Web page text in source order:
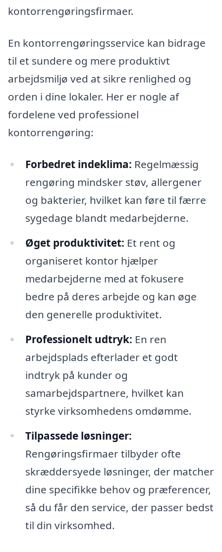
kontorrengøringsfirmaer.
En kontorrengøringsservice kan bidrage
til et sundere og mere produktivt
arbejdsmiljø ved at sikre renlighed og
orden i dine lokaler. Her er nogle af
fordelene ved professionel
kontorrengøring:
Forbedret indeklima: Regelmæssig
rengøring mindsker støv, allergener
og bakterier, hvilket kan føre til færre
sygedage blandt medarbejderne.
Øget produktivitet: Et rent og
organiseret kontor hjælper
medarbejderne med at fokusere
bedre på deres arbejde og kan øge
den generelle produktivitet.
Professionelt udtryk: En ren
arbejdsplads efterlader et godt
indtryk på kunder og
samarbejdspartnere, hvilket kan
styrke virksomhedens omdømme.
Tilpassede løsninger:
Rengøringsfirmaer tilbyder ofte
skræddersyede løsninger, der matcher
dine specifikke behov og præferencer,
så du får den service, der passer bedst
til din virksomhed.